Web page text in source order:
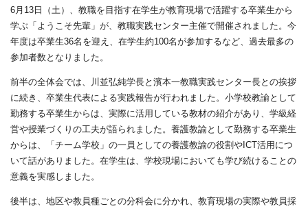
6月13日（土）、教職を目指す在学生が教育現場で活躍する卒業生から
学ぶ「ようこそ先輩」が、教職実践センター主催で開催されました。今
年度は卒業生36名を迎え、在学生約100名が参加するなど、過去最多の
参加者数となりました。
前半の全体会では、川並弘純学長と濱本一教職実践センター長との挨拶
に続き、卒業生代表による実践報告が行われました。小学校教諭として
勤務する卒業生からは、実際に活用している教材の紹介があり、学級経
営や授業づくりの工夫が語られました。養護教諭として勤務する卒業生
からは、「チーム学校」の一員としての養護教諭の役割やICT活用につ
いて話がありました。在学生は、学校現場においても学び続けることの
意義を実感しました。
後半は、地区や教員種ごとの分科会に分かれ、教育現場の実際や教員採